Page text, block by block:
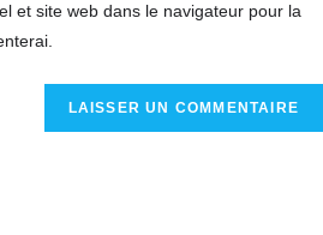
et site web dans le navigateur pour la